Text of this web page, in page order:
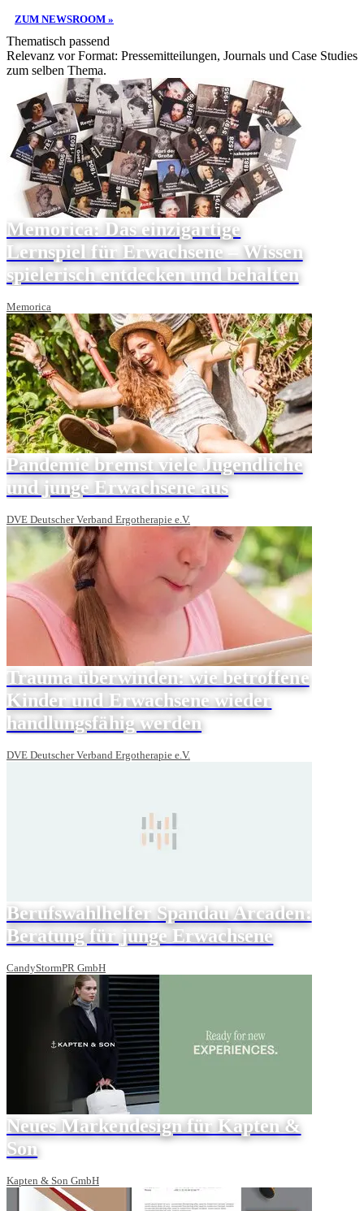
ZUM NEWSROOM »
Thematisch passend
Relevanz vor Format: Pressemitteilungen, Journals und Case Studies
zum selben Thema.
Memorica: Das einzigartige
Lernspiel für Erwachsene – Wissen
spielerisch entdecken und behalten
Memorica
Pandemie bremst viele Jugendliche
und junge Erwachsene aus
DVE Deutscher Verband Ergotherapie e.V.
Trauma überwinden: wie betroffene
Kinder und Erwachsene wieder
handlungsfähig werden
DVE Deutscher Verband Ergotherapie e.V.
Berufswahlhelfer Spandau Arcaden:
Beratung für junge Erwachsene
CandyStormPR GmbH
Neues Markendesign für Kapten &
Son
Kapten & Son GmbH